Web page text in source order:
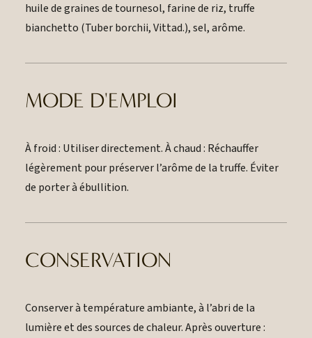
huile de graines de tournesol, farine de riz, truffe
bianchetto (Tuber borchii, Vittad.), sel, arôme.
MODE D'EMPLOI
À froid : Utiliser directement. À chaud : Réchauffer
légèrement pour préserver l’arôme de la truffe. Éviter
de porter à ébullition.
CONSERVATION
Conserver à température ambiante, à l’abri de la
lumière et des sources de chaleur. Après ouverture :